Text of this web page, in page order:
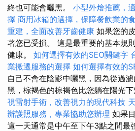
終也可能會曬黑。 小型外燴推薦，
擇 商用冰箱的選擇，保障餐飲業的
重建，全面改善牙齒健康 如果您的
著您已受損。 這是最重要的基本規
健康。 如何選擇有效的SEO關鍵字
業搬遷服務的選擇 如何選擇有效的
自己不會在陰影中曬黑，因為從過
黑，棕褐色的棕褐色比您躺在陽光下
視雷射手術，改善視力的現代科技
辦護照服務，專業協助您辦理 如果
這一天通常是中午至下午3點之間最